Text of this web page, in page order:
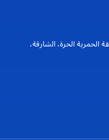
42831، منطقة الحمرية الحرة، الشارقة،